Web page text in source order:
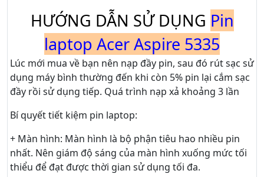
HƯỚNG DẪN SỬ DỤNG Pin
laptop Acer Aspire 5335
Lúc mới mua về bạn nên nạp đầy pin, sau đó rút sạc sử
dụng máy bình thường đến khi còn 5% pin lại cắm sạc
đầy rồi sử dụng tiếp. Quá trình nạp xả khoảng 3 lần
Bí quyết tiết kiệm pin laptop:
+ Màn hình: Màn hình là bộ phận tiêu hao nhiều pin
nhất. Nên giám độ sáng của màn hình xuống mức tối
thiểu để đạt được thời gian sử dụng tối đa.